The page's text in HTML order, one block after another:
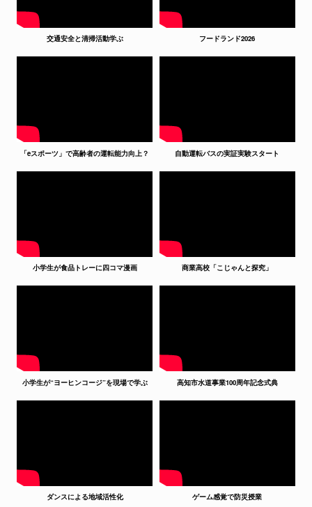
交通安全と清掃活動学ぶ フードランド2026
「eスポーツ」で高齢者の運転能力向上？ 自動運転バスの実証実験スタート
小学生が食品トレーに四コマ漫画 商業高校「こじゃんと探究」
小学生が“ヨーヒンコージ”を現場で学ぶ 高知市水道事業100周年記念式典
ダンスによる地域活性化 ゲーム感覚で防災授業